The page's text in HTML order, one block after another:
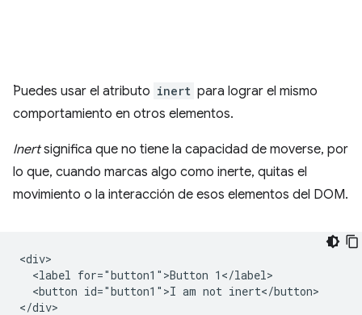
.
Puedes usar el atributo inert para lograr el mismo
comportamiento en otros elementos.
Inertsignifica que no tiene la capacidad de moverse, por
lo que, cuando marcas algo como inerte, quitas el
movimiento o la interacción de esos elementos del DOM.
<div>
  <label for="button1">Button 1</label>
  <button id="button1">I am not inert</button>
</div>